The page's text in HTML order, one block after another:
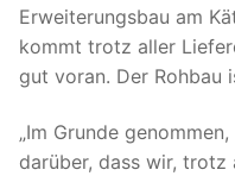
Erweiterungsbau am
kommt trotz aller
gut voran. Der Rohbau
„Im Grunde
darüber, dass wir, trotz